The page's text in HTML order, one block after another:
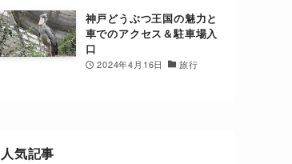
神戸どうぶつ王国の魅力と
車でのアクセス＆駐車場入
口
2024年4月16日 旅行
人気記事